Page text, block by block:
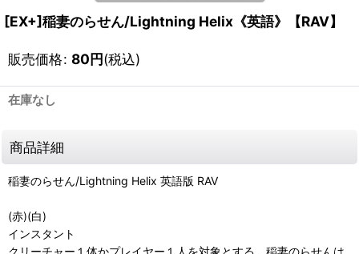
[EX+]稲妻のらせん/Lightning Helix《英語》【RAV】
販売価格: 80円(税込)
在庫なし
商品詳細
稲妻のらせん/Lightning Helix 英語版 RAV
(赤)(白)
インスタント
クリーチャー１体かプレイヤー１人を対象とする。稲妻のらせんは